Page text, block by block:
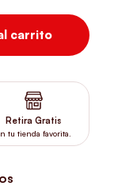
PAW PADS
carrito
Retira Gratis
tu tienda favorita.